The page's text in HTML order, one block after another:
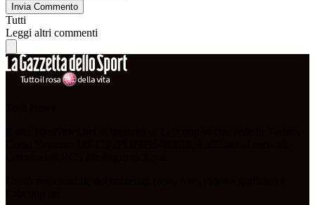
Invia Commento
Tutti
Leggi altri commenti